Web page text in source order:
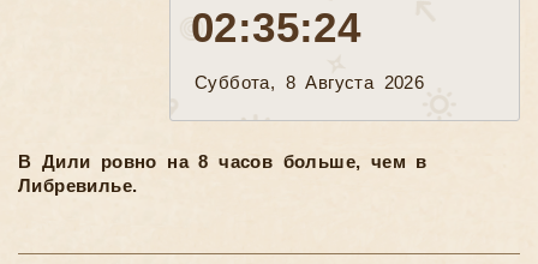
02:35:26
Суббота, 8 Августа 2026
В Дили ровно на 8 часов больше, чем в
Либревилье.